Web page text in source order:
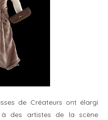
de Créateurs ont élargi
des artistes de la scène